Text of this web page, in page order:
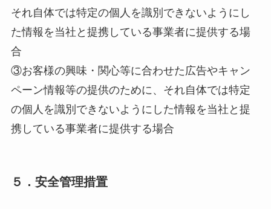
それ自体では特定の個人を識別できないようにし
た情報を当社と提携している事業者に提供する場
合
③お客様の興味・関心等に合わせた広告やキャン
ペーン情報等の提供のために、それ自体では特定
の個人を識別できないようにした情報を当社と提
携している事業者に提供する場合
５．安全管理措置